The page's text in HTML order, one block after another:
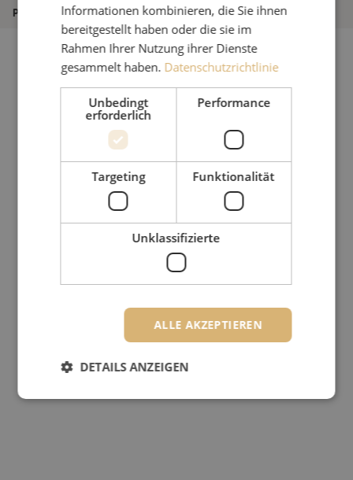
Produkttyp Messen
Informationen kombinieren, die Sie ihnen
bereitgestellt haben oder die sie im
Rahmen Ihrer Nutzung ihrer Dienste
gesammelt haben. Datenschutzrichtlinie
Unbedingt
erforderlich
Performance
Targeting Funktionalität
Unklassifizierte
ALLE AKZEPTIEREN
DETAILS ANZEIGEN